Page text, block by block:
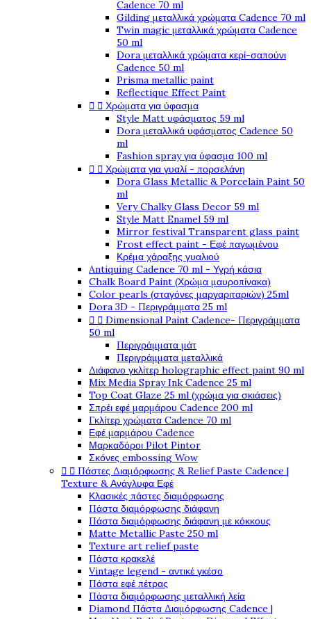
Cadence 70 ml
Gilding μεταλλικά χρώματα Cadence 70 ml
Twin magic μεταλλικά χρώματα Cadence
50 ml
Dora μεταλλικά χρώματα κερί-σαπούνι
Cadence 50 ml
Prisma metallic paint
Reflectique Effect Paint
  Χρώματα για ύφασμα
Style Matt υφάσματος 59 ml
Dora μεταλλικά υφάσματος Cadence 50
ml
Fashion spray για ύφασμα 100 ml
  Χρώματα για γυαλί - πορσελάνη
Dora Glass Metallic & Porcelain Paint 50
ml
Very Chalky Glass Decor 59 ml
Style Matt Enamel 59 ml
Mirror festival Transparent glass paint
Frost effect paint - Εφέ παγωμένου
Κρέμα χάραξης γυαλιού
Antiquing Cadence 70 ml - Υγρή κάσια
Chalk Board Paint (Χρώμα μαυροπίνακα)
Color pearls (σταγόνες μαργαριταριών) 25ml
Dora 3D - Περιγράμματα 25 ml
  Dimensional Paint Cadence- Περιγράμματα
50 ml
Περιγράμματα μάτ
Περιγράμματα μεταλλικά
Διάφανο γκλίτερ holographic effect paint 90 ml
Mix Media Spray Ink Cadence 25 ml
Top Coat Glaze 25 ml (χρώμα για σκιάσεις)
Σπρέι εφέ μαρμάρου Cadence 200 ml
Γκλίτερ χρώματα Cadence 70 ml
Εφέ μαρμάρου Cadence
Μαρκαδόροι Pilot Pintor
Σκόνες embossing Wow
  Πάστες Διαμόρφωσης & Relief Paste Cadence |
Texture & Ανάγλυφα Εφέ
Κλασικές πάστες διαμόρφωσης
Πάστα διαμόρφωσης διάφανη
Πάστα διαμόρφωσης διάφανη με κόκκους
Matte Metallic Paste 250 ml
Texture art relief paste
Πάστα κρακελέ
Vintage legend - αντικέ γκέσο
Πάστα εφέ πέτρας
Πάστα διαμόρφωσης μεταλλική λεία
Diamond Πάστα Διαμόρφωσης Cadence |